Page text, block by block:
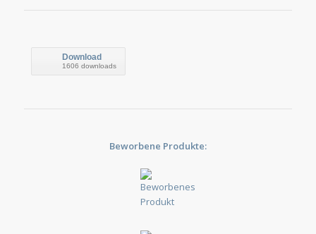
Download
1606 downloads
Beworbene Produkte: